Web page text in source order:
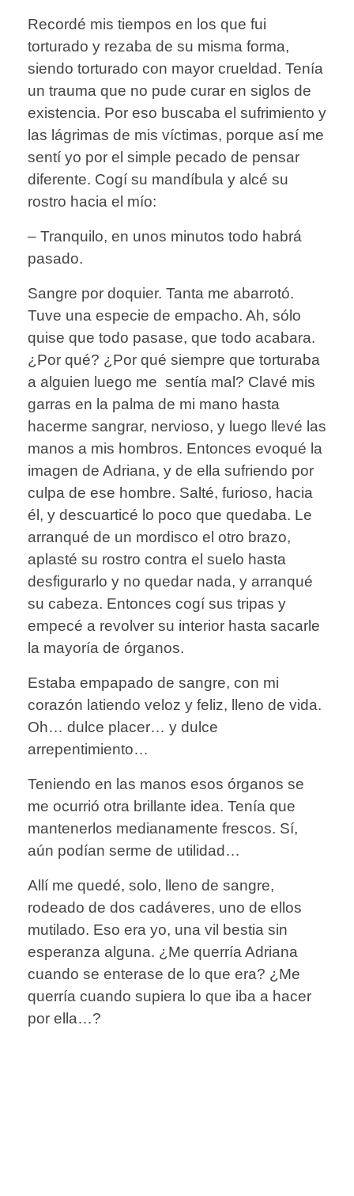
Recordé mis tiempos en los que fui
torturado y rezaba de su misma forma,
siendo torturado con mayor crueldad. Tenía
un trauma que no pude curar en siglos de
existencia. Por eso buscaba el sufrimiento y
las lágrimas de mis víctimas, porque así me
sentí yo por el simple pecado de pensar
diferente. Cogí su mandíbula y alcé su
rostro hacia el mío:
– Tranquilo, en unos minutos todo habrá
pasado.
Sangre por doquier. Tanta me abarrotó.
Tuve una especie de empacho. Ah, sólo
quise que todo pasase, que todo acabara.
¿Por qué? ¿Por qué siempre que torturaba
a alguien luego me sentía mal? Clavé mis
garras en la palma de mi mano hasta
hacerme sangrar, nervioso, y luego llevé las
manos a mis hombros. Entonces evoqué la
imagen de Adriana, y de ella sufriendo por
culpa de ese hombre. Salté, furioso, hacia
él, y descuarticé lo poco que quedaba. Le
arranqué de un mordisco el otro brazo,
aplasté su rostro contra el suelo hasta
desfigurarlo y no quedar nada, y arranqué
su cabeza. Entonces cogí sus tripas y
empecé a revolver su interior hasta sacarle
la mayoría de órganos.
Estaba empapado de sangre, con mi
corazón latiendo veloz y feliz, lleno de vida.
Oh… dulce placer… y dulce
arrepentimiento…
Teniendo en las manos esos órganos se
me ocurrió otra brillante idea. Tenía que
mantenerlos medianamente frescos. Sí,
aún podían serme de utilidad…
Allí me quedé, solo, lleno de sangre,
rodeado de dos cadáveres, uno de ellos
mutilado. Eso era yo, una vil bestia sin
esperanza alguna. ¿Me querría Adriana
cuando se enterase de lo que era? ¿Me
querría cuando supiera lo que iba a hacer
por ella…?